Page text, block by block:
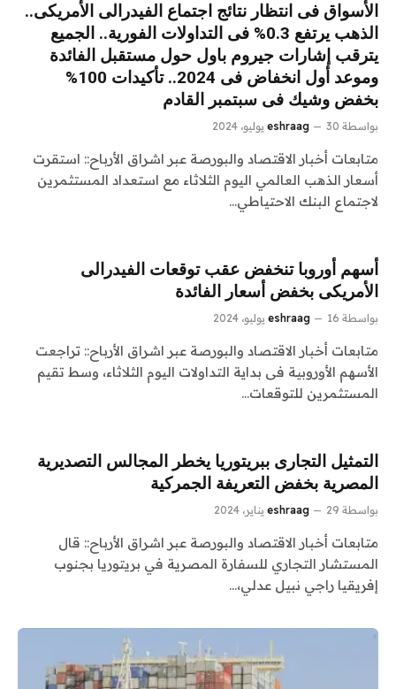
الأسواق فى انتظار نتائج اجتماع الفيدرالى الأمريكى..
الذهب يرتفع 0.3% فى التداولات الفورية.. الجميع
يترقب إشارات جيروم باول حول مستقبل الفائدة
وموعد أول انخفاض فى 2024.. تأكيدات 100%
بخفض وشيك فى سبتمبر القادم
بواسطة eshraag 30 يوليو، 2024
متابعات أخبار الاقتصاد والبورصة عبر اشراق الأرباح:: استقرت
أسعار الذهب العالمي اليوم الثلاثاء مع استعداد المستثمرين
لاجتماع البنك الاحتياطي…
أسهم أوروبا تنخفض عقب توقعات الفيدرالى
الأمريكى بخفض أسعار الفائدة
بواسطة eshraag 16 يوليو، 2024
متابعات أخبار الاقتصاد والبورصة عبر اشراق الأرباح:: تراجعت
الأسهم الأوروبية فى بداية التداولات اليوم الثلاثاء، وسط تقيم
المستثمرين للتوقعات…
التمثيل التجارى ببريتوريا يخطر المجالس التصديرية
المصرية بخفض التعريفة الجمركية
بواسطة eshraag 29 يناير، 2024
متابعات أخبار الاقتصاد والبورصة عبر اشراق الأرباح:: قال
المستشار التجاري للسفارة المصرية في بريتوريا بجنوب
إفريقيا راجي نبيل عدلي،…